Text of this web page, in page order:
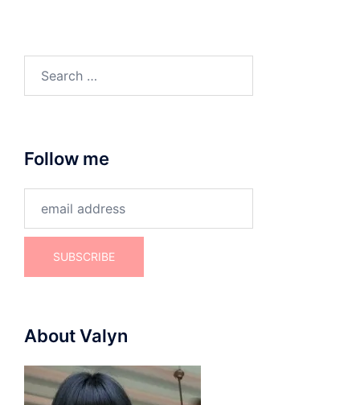
for:
Follow me
About Valyn